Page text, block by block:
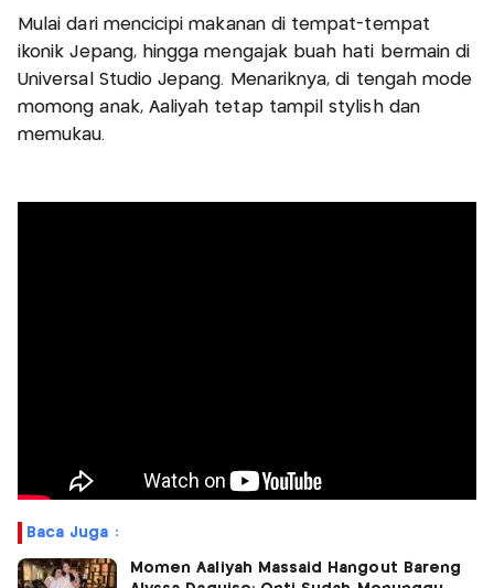
Mulai dari mencicipi makanan di tempat-tempat
ikonik Jepang, hingga mengajak buah hati bermain di
Universal Studio Jepang. Menariknya, di tengah mode
momong anak, Aaliyah tetap tampil stylish dan
memukau.
Baca Juga :
Momen Aaliyah Massaid Hangout Bareng